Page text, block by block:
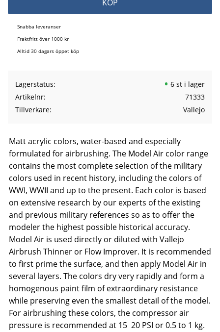
KÖP
Snabba leveranser
Fraktfritt över 1000 kr
Alltid 30 dagars öppet köp
Lagerstatus
6 st i lager
Artikelnr
71333
Tillverkare
Vallejo
Matt acrylic colors, water-based and especially
formulated for airbrushing. The Model Air color range
contains the most complete selection of the military
colors used in recent history, including the colors of
WWI, WWII and up to the present. Each color is based
on extensive research by our experts of the existing
and previous military references so as to offer the
modeler the highest possible historical accuracy.
Model Air is used directly or diluted with Vallejo
Airbrush Thinner or Flow Improver. It is recommended
to first prime the surface, and then apply Model Air in
several layers. The colors dry very rapidly and form a
homogenous paint film of extraordinary resistance
while preserving even the smallest detail of the model.
For airbrushing these colors, the compressor air
pressure is recommended at 15  20 PSI or 0.5 to 1 kg.